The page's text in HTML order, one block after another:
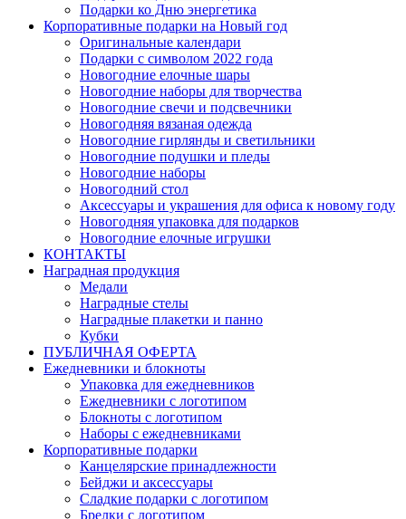
Подарки ко Дню энергетика
Корпоративные подарки на Новый год
Оригинальные календари
Подарки с символом 2022 года
Новогодние елочные шары
Новогодние наборы для творчества
Новогодние свечи и подсвечники
Новогодняя вязаная одежда
Новогодние гирлянды и светильники
Новогодние подушки и пледы
Новогодние наборы
Новогодний стол
Аксессуары и украшения для офиса к новому году
Новогодняя упаковка для подарков
Новогодние елочные игрушки
КОНТАКТЫ
Наградная продукция
Медали
Наградные стелы
Наградные плакетки и панно
Кубки
ПУБЛИЧНАЯ ОФЕРТА
Ежедневники и блокноты
Упаковка для ежедневников
Ежедневники с логотипом
Блокноты с логотипом
Наборы с ежедневниками
Корпоративные подарки
Канцелярские принадлежности
Бейджи и аксессуары
Сладкие подарки с логотипом
Брелки с логотипом